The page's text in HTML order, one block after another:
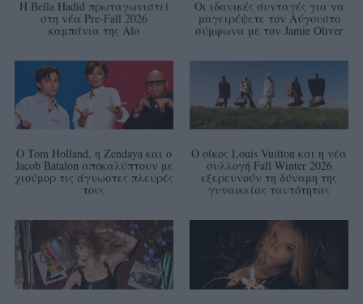
Η Bella Hadid πρωταγωνιστεί
στη νέα Pre-Fall 2026
καμπάνια της Alo
Οι ιδανικές συνταγές για να
μαγειρέψετε τον Αύγουστο
σύμφωνα με τον Jamie Oliver
Ο Tom Holland, η Zendaya και ο
Jacob Batalon αποκαλύπτουν με
χιούμορ τις άγνωστες πλευρές
τους
Ο οίκος Louis Vuitton και η νέα
συλλογή Fall Winter 2026
εξερευνούν τη δύναμη της
γυναικείας ταυτότητας